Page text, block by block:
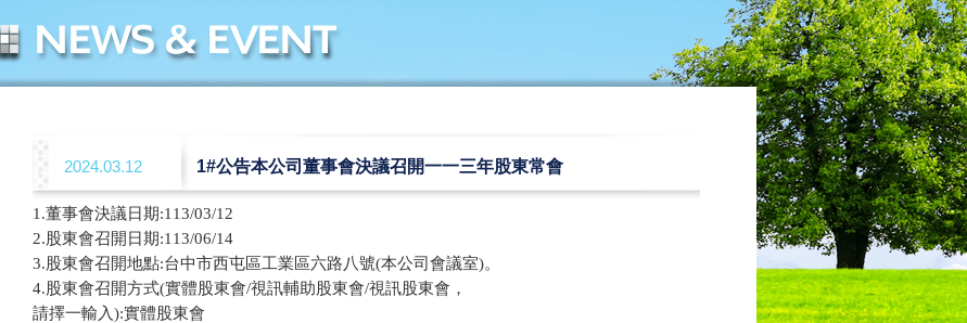
2024.03.12 1#公告本公司董事會決議召開一一三年股東常會
1.董事會決議日期:113/03/12
2.股東會召開日期:113/06/14
3.股東會召開地點:台中市西屯區工業區六路八號(本公司會議室)。
4.股東會召開方式(實體股東會/視訊輔助股東會/視訊股東會，
請擇一輸入):實體股東會